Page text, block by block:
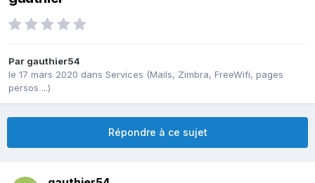
Par gauthier54
le 17 mars 2020 dans Services (Mails, Zimbra, FreeWifi, pages
persos ...)
Répondre à ce sujet